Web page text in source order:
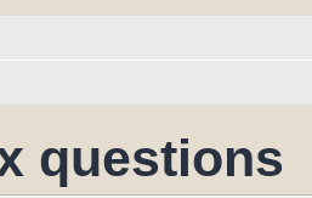
questions